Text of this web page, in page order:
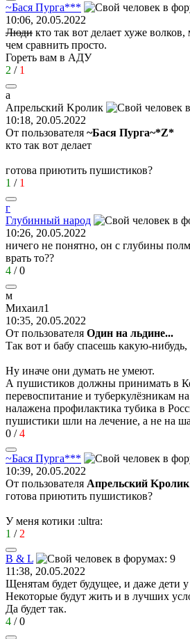
~Бася Пурга***
10:06, 20.05.2022
Люди кто так вот делает хуже
чем сравнить просто.
Гореть вам в АДУ
2 / 1
a
Aпрельский Kролик
10:18, 20.05.2022
От пользователя ~Бася Пурга~*Z*
кто так вот делает
готова приютить пушистиков?
1 / 1
г
Глубинный народ
10:26, 20.05.2022
ничего не понятно, он с глубины
врать то??
4 /0
м
Михаил1
10:35, 20.05.2022
От пользователя Один на льдине...
Так вот и бабу спасешь какую-
Ну иначе они думать не умеют.
А пушистиков должны принимать в
перевоспитание и туберкулёзникам
налажена профилактика тубика в
пушистики шли на лечение, а не на
0 /4
~Бася Пурга***
10:39, 20.05.2022
От пользователя Aпрельский Kролик
готова приютить пушистиков?
У меня котики :ultra:
1 / 2
B & L
11:38, 20.05.2022
Щенятам будет будущее, и даже дети
Некоторые будут жить и в лучших
Да будет так.
4 /0